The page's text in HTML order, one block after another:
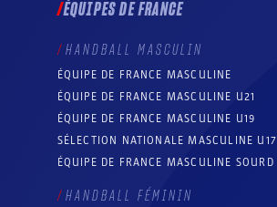
ÉQUIPES DE FRANCE
HANDBALL MASCULIN
ÉQUIPE DE FRANCE MASCULINE
ÉQUIPE DE FRANCE MASCULINE U21
ÉQUIPE DE FRANCE MASCULINE U19
SÉLECTION NATIONALE MASCULINE U17
ÉQUIPE DE FRANCE MASCULINE SOURD
HANDBALL FÉMININ